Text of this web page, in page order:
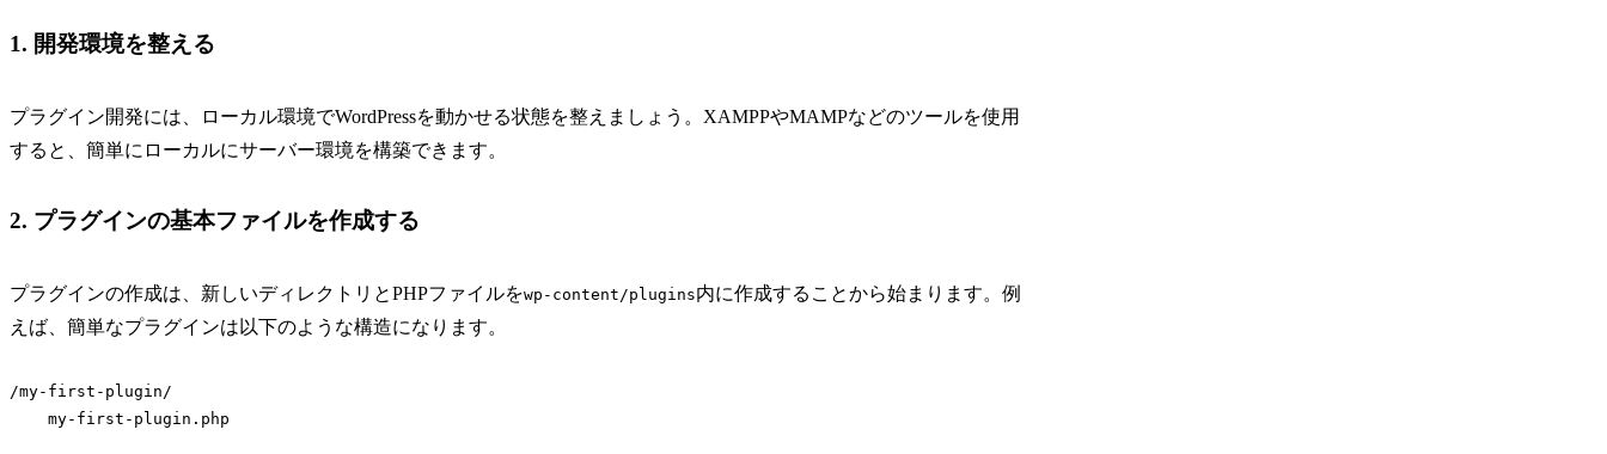
1. 開発環境を整える
プラグイン開発には、ローカル環境でWordPressを動かせる状態を整えましょう。XAMPPやMAMPなどのツールを使用
すると、簡単にローカルにサーバー環境を構築できます。
2. プラグインの基本ファイルを作成する
プラグインの作成は、新しいディレクトリとPHPファイルをwp-content/plugins内に作成することから始まります。例
えば、簡単なプラグインは以下のような構造になります。
/my-first-plugin/